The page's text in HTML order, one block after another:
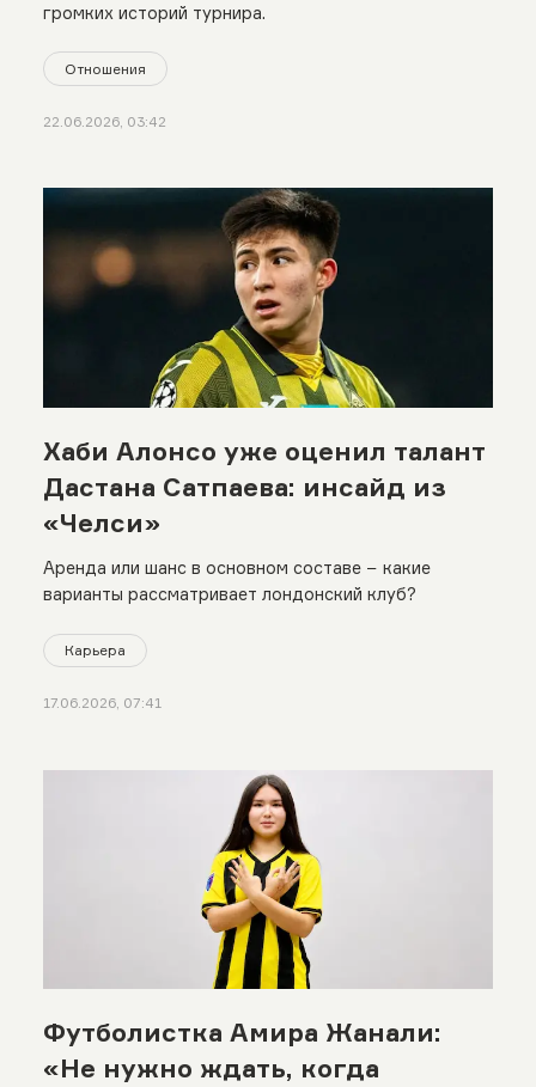
громких историй турнира.
Отношения
22.06.2026, 03:42
Хаби Алонсо уже оценил талант
Дастана Сатпаева: инсайд из
«Челси»
Аренда или шанс в основном составе − какие
варианты рассматривает лондонский клуб?
Карьера
17.06.2026, 07:41
Футболистка Амира Жанали:
«Не нужно ждать, когда